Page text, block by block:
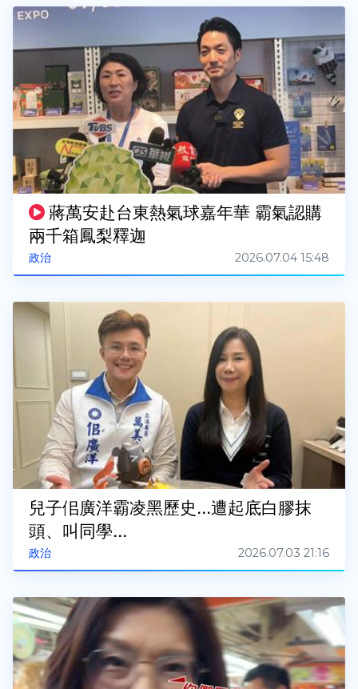
政治
蔣萬安赴台東熱氣球嘉年華 霸氣認購
兩千箱鳳梨釋迦
2026.07.04 15:48
政治
兒子佀廣洋霸凌黑歷史...遭起底白膠抹
頭、叫同學...
2026.07.03 21:16